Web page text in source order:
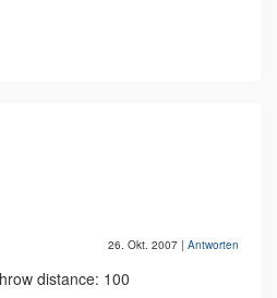
26. Okt. 2007 | Antworten
distance: 100